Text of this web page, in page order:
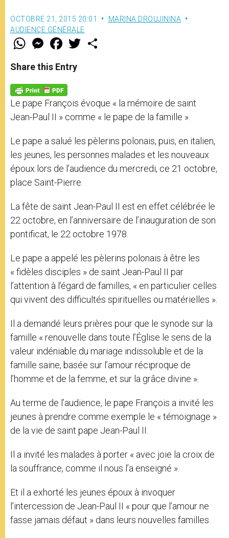
OCTOBRE 21, 2015 20:01
MARINA DROUJININA
AUDIENCE GÉNÉRALE
W
t
s
p
p
M
e
s
e
g
e
r
F
a
e
b
o
k
w
Share this Entry
Le pape François évoque « la mémoire de saint
Jean-Paul II » comme « le pape de la famille ».
Le pape a salué les pèlerins polonais, puis, en italien,
les jeunes, les personnes malades et les nouveaux
époux lors de l’audience du mercredi, ce 21 octobre,
place Saint-Pierre.
La fête de saint Jean-Paul II est en effet célébrée le
22 octobre, en l’anniversaire de l’inauguration de son
pontificat, le 22 octobre 1978.
Le pape a appelé les pèlerins polonais à être les
« fidèles disciples » de saint Jean-Paul II par
l’attention à l’égard de familles, « en particulier celles
qui vivent des difficultés spirituelles ou matérielles ».
Il a demandé leurs prières pour que le synode sur la
famille « renouvelle dans toute l’Église le sens de la
valeur indéniable du mariage indissoluble et de la
famille saine, basée sur l’amour réciproque de
l’homme et de la femme, et sur la grâce divine ».
Au terme de l’audience, le pape François a invité les
jeunes à prendre comme exemple le « témoignage »
de la vie de saint pape Jean-Paul II.
Il a invité les malades à porter « avec joie la croix de
la souffrance, comme il nous l’a enseigné ».
Et il a exhorté les jeunes époux à invoquer
l’intercession de Jean-Paul II « pour que l’amour ne
fasse jamais défaut » dans leurs nouvelles familles.